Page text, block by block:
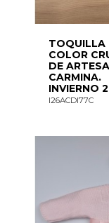
TOQUILLA
COLOR
DE
CARMINA.
INVIERNO
I26ACDI77C